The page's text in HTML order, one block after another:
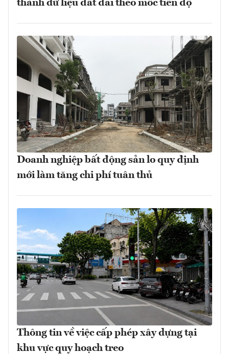
thành dữ liệu đất đai theo mốc tiến độ
Doanh nghiệp bất động sản lo quy định
mới làm tăng chi phí tuân thủ
Thông tin về việc cấp phép xây dựng tại
khu vực quy hoạch treo